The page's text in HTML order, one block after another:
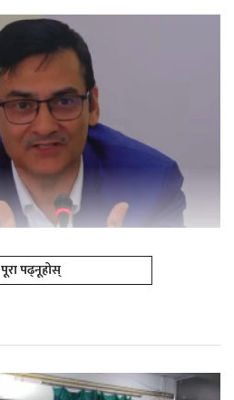
पूरा पढ्नूहोस्